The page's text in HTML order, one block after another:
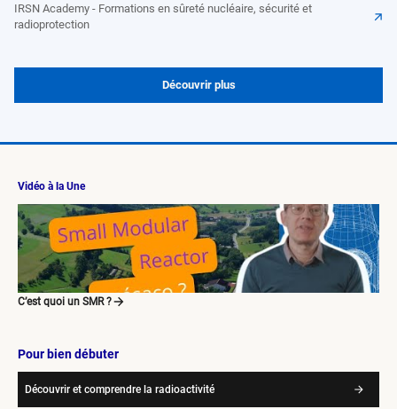
IRSN Academy - Formations en sûreté nucléaire, sécurité et
radioprotection
Découvrir plus
Vidéo à la Une
C’est quoi un SMR ?
Pour bien débuter
Découvrir et comprendre la radioactivité